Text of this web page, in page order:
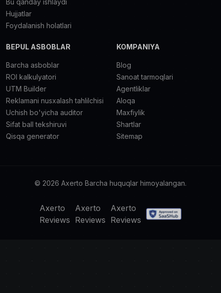
Bu qanday ishlaydi
Hujjatlar
Foydalanish holatlari
BEPUL ASBOBLAR
Barcha asboblar
ROI kalkulyatori
UTM Builder
Reklamani nusxalash tahlilchisi
Uchish bo'yicha auditor
Sifat ball tekshiruvi
Qisqa generator
KOMPANIYA
Blog
Sanoat tarmoqlari
Agentliklar
Aloqa
Maxfiylik
Shartlar
Sitemap
© 2026 Axerto Barcha huquqlar himoyalangan.
Axerto
Reviews
Axerto
Reviews
Axerto
Reviews